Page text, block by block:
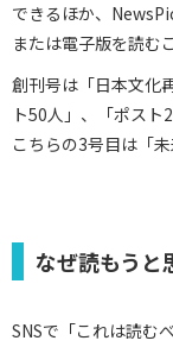
できるほか、
または電子版を読む
創刊号は「日本文化
ト50人」、「ポスト
こちらの3号目は「
なぜ読もうと
SNSで「これは読む